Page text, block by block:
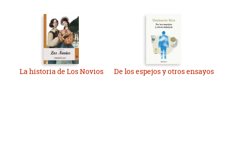
La historia de Los Novios De los espejos y otros ensayos